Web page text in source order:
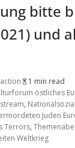
bitte
und
1 min read
östliches
,
Juden
Terrors,
Weltkrieg